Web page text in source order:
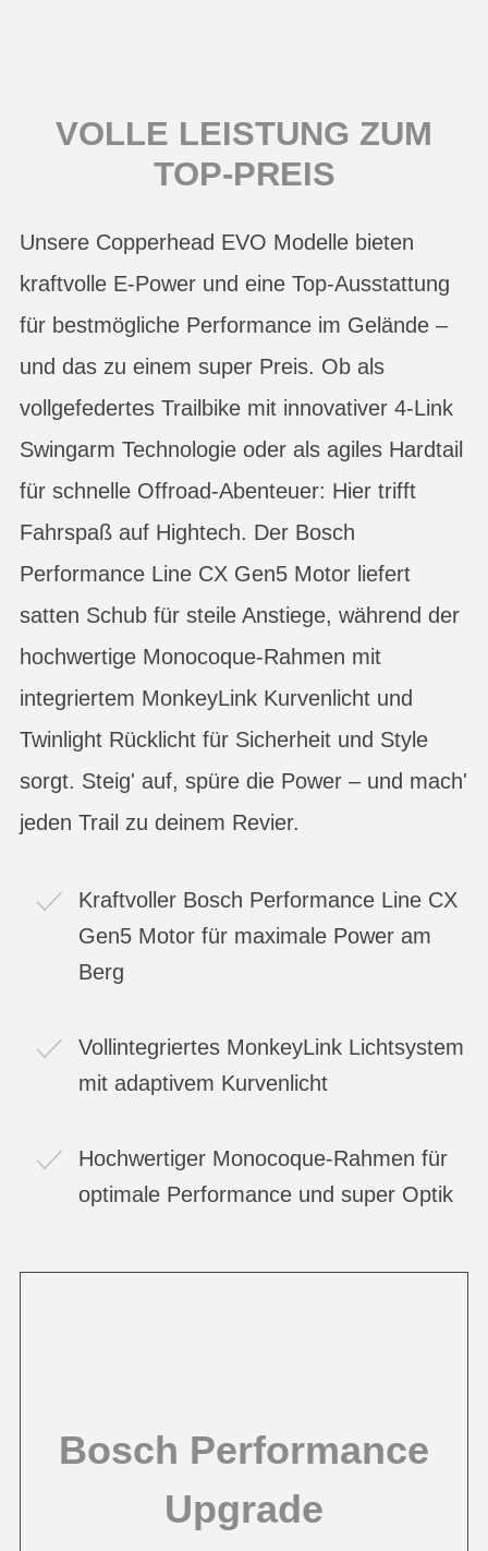
VOLLE LEISTUNG ZUM
TOP-PREIS
Unsere Copperhead EVO Modelle bieten
kraftvolle E-Power und eine Top-Ausstattung
für bestmögliche Performance im Gelände –
und das zu einem super Preis. Ob als
vollgefedertes Trailbike mit innovativer 4-Link
Swingarm Technologie oder als agiles Hardtail
für schnelle Offroad-Abenteuer: Hier trifft
Fahrspaß auf Hightech. Der Bosch
Performance Line CX Gen5 Motor liefert
satten Schub für steile Anstiege, während der
hochwertige Monocoque-Rahmen mit
integriertem MonkeyLink Kurvenlicht und
Twinlight Rücklicht für Sicherheit und Style
sorgt. Steig' auf, spüre die Power – und mach'
jeden Trail zu deinem Revier.
Kraftvoller Bosch Performance Line CX
Gen5 Motor für maximale Power am
Berg
Vollintegriertes MonkeyLink Lichtsystem
mit adaptivem Kurvenlicht
Hochwertiger Monocoque-Rahmen für
optimale Performance und super Optik
Bosch Performance
Upgrade